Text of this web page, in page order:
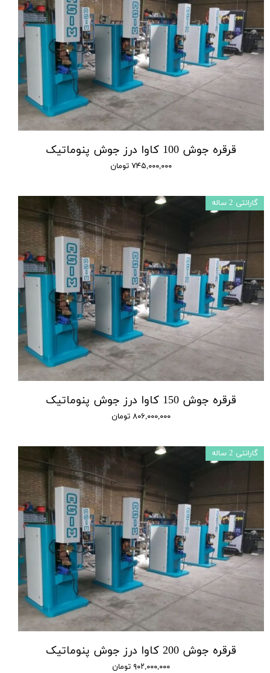
قرقره جوش 100 کاوا درز جوش پنوماتیک
۷۴۵,۰۰۰,۰۰۰ تومان
قرقره جوش 150 کاوا درز جوش پنوماتیک
۸۰۶,۰۰۰,۰۰۰ تومان
گارانتی 2 ساله
قرقره جوش 200 کاوا درز جوش پنوماتیک
۹۰۲,۰۰۰,۰۰۰ تومان
گارانتی 2 ساله